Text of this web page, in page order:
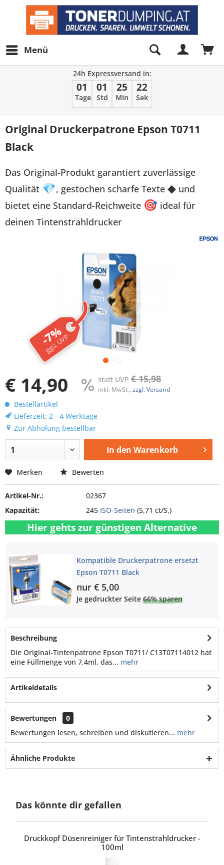
Menü
24h Expressversand in:
01
Tage
01
Std
25
Min
22
Sek
Original Druckerpatrone Epson T0711
Black
Das Original-Produkt garantiert zuverlässige
Qualität 💎, gestochen scharfe Texte ◆ und
bietet eine Standard-Reichweite 🎯 ideal für
deinen Tintenstrahldrucker
-7%
ggü. UVP
€ 14,90 statt UVP € 15,98
inkl. MwSt., zzgl. Versand
Bestellartikel
Lieferzeit: 2 - 4 Werktage
Zur Abholung bestellbar
In den Warenkorb
Merken Bewerten
Artikel-Nr.:
02367
Kapazität:
245 ISO-Seiten (5,71 ct/S.)
Hier gehts zur günstigen Alternative
Kompatible Druckerpatrone ersetzt
Epson T0711 Black
nur € 5,00
Je gedruckter Seite 66% sparen
Beschreibung
Die Original-Tintenpatrone Epson T0711/ C13T07114012 hat
eine Füllmenge von 7,4ml, das... mehr
Artikeldetails
Bewertungen
0
Bewertungen lesen, schreiben und diskutieren... mehr
Ähnliche Produkte
Das könnte dir gefallen
Druckkopf Düsenreiniger für Tintenstrahldrucker -
100ml